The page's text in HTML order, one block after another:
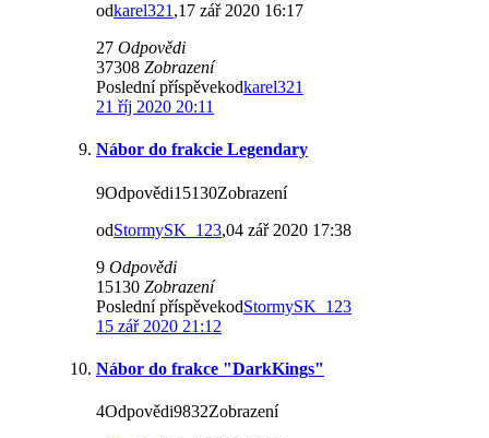
odkarel321 ,17 zář 2020 16:17
27 Odpovědi
37308 Zobrazení
Poslední příspěvekodkarel321
21 říj 2020 20:11
Nábor do frakcie Legendary
9Odpovědi15130Zobrazení
odStormySK_123,04 zář 2020 17:38
9 Odpovědi
15130 Zobrazení
Poslední příspěvekodStormySK_123
15 zář 2020 21:12
Nábor do frakce "DarkKings"
4Odpovědi9832Zobrazení